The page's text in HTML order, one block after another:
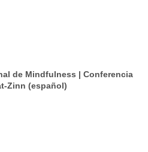
de Mindfulness | Conferencia
Zinn (español)